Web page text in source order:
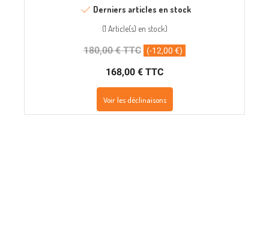
Derniers articles en stock
(1 Article(s) en stock)
180,00 € TTC (-12,00 €)
168,00 € TTC
Voir les déclinaisons